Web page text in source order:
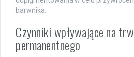
barwnika.
Czynniki wpływające na
permanentnego